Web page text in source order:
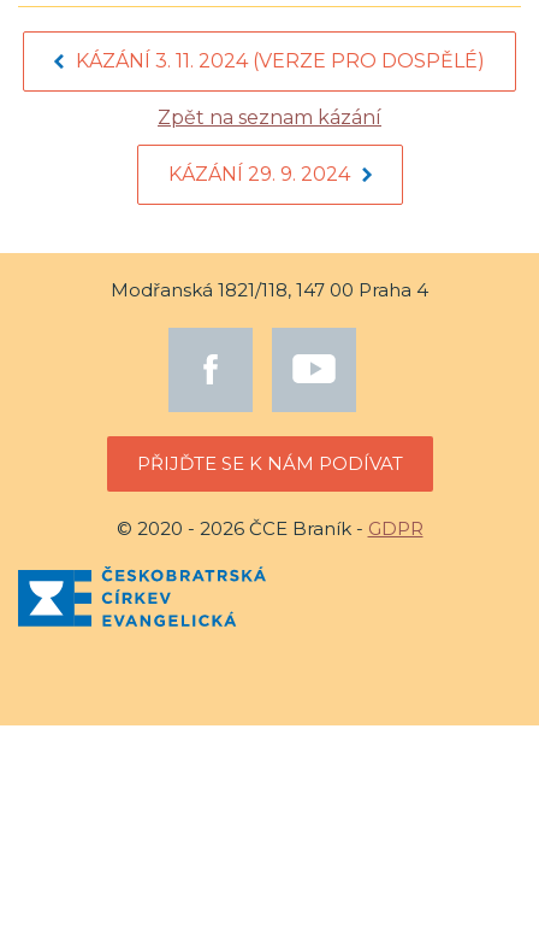
KÁZÁNÍ 3. 11. 2024 (VERZE PRO DOSPĚLÉ)
Zpět na seznam kázání
KÁZÁNÍ 29. 9. 2024
Modřanská 1821/118, 147 00 Praha 4
PŘIJĎTE SE K NÁM PODÍVAT
© 2020 - 2026 ČCE Braník - GDPR